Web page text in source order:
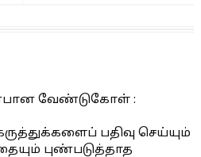
வேண்டுகோள் :
பதிவு செய்யும்
புண்படுத்தாத